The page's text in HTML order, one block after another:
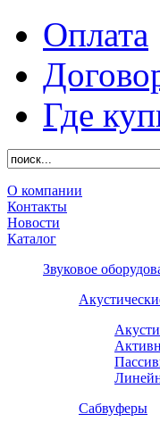
Оплата
Где
О компании
Контакты
Новости
Каталог
Звуковое
Сабвуферы